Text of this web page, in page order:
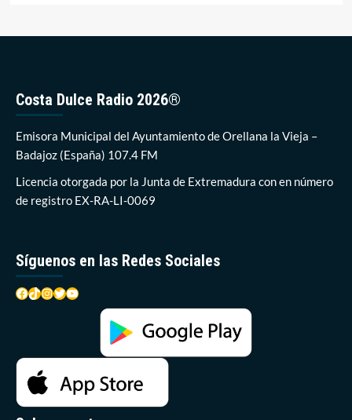
considera
que
el
rojo
es
invasora»
Costa Dulce Radio 2026®
Emisora Municipal del Ayuntamiento de Orellana la Vieja –
Badajoz (España) 107.4 FM
Licencia otorgada por la Junta de Extremadura con en número
de registro EX-RA-LI-0069
Síguenos en las Redes Sociales
Facebook
TikTok
Instagram
Twitter
YouTube